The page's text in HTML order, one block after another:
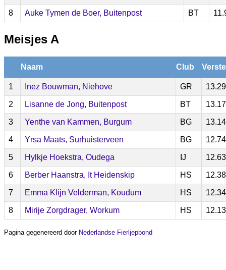
8 Auke Tymen de Boer, Buitenpost BT
Meisjes A
Naam Club Verste
1 Inez Bouwman, Niehove GR 13.29
2 Lisanne de Jong, Buitenpost BT 13.17
3 Yenthe van Kammen, Burgum BG 13.14
4 Yrsa Maats, Surhuisterveen BG 12.74
5 Hylkje Hoekstra, Oudega IJ 12.63
6 Berber Haanstra, It Heidenskip HS 12.38
7 Emma Klijn Velderman, Koudum HS 12.34
8 Mirije Zorgdrager, Workum HS 12.13
Pagina gegenereerd door Nederlandse Fierljepbond